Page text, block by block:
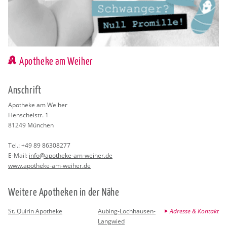
Apotheke am Weiher
An­schrift
Apo­the­ke am Wei­her
Hen­schel­str. 1
81249 Mün­chen
Tel.:+49 89 86308277
E-Mail: info@​apotheke-​am-​weiher.​de
www.​apotheke-​am-​weiher.​de
Wei­te­re Apo­the­ken in der Nähe
St. Quirin Apotheke
Aubing-Lochhausen-
Langwied
Adresse & Kontakt